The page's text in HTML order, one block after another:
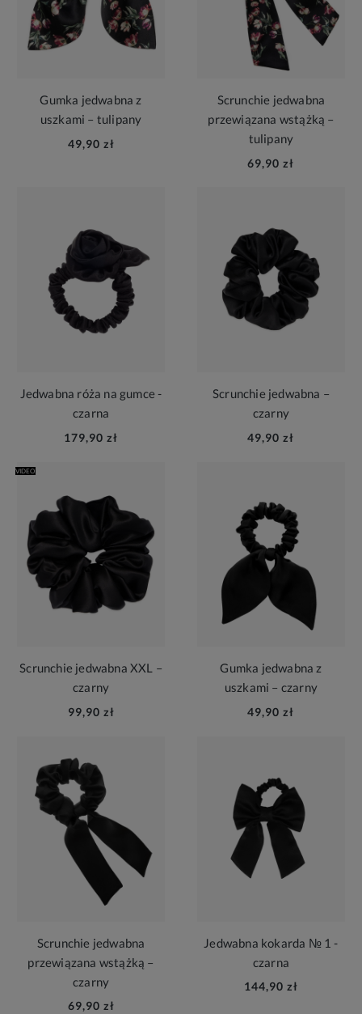
Gumka jedwabna z
uszkami – tulipany
49,90 zł
Scrunchie jedwabna
przewiązana wstążką –
tulipany
69,90 zł
Jedwabna róża na gumce -
czarna
179,90 zł
Scrunchie jedwabna –
czarny
49,90 zł
Scrunchie jedwabna XXL –
czarny
99,90 zł
VIDEO
Gumka jedwabna z
uszkami – czarny
49,90 zł
Scrunchie jedwabna
przewiązana wstążką –
czarny
69,90 zł
Jedwabna kokarda № 1 -
czarna
144,90 zł